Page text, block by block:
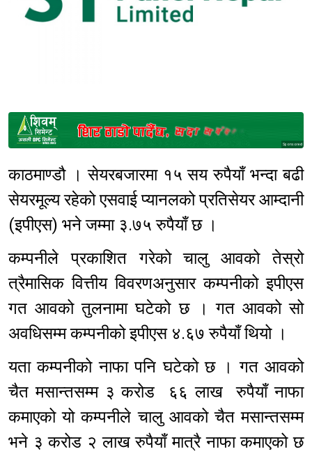
Sponsored
काठमाण्डौ । सेयरबजारमा १५ सय रुपैयाँ भन्दा बढी
सेयरमूल्य रहेको एसवाई प्यानलको प्रतिसेयर आम्दानी
(इपीएस) भने जम्मा ३.७५ रुपैयाँ छ ।
कम्पनीले प्रकाशित गरेको चालु आवको तेस्रो
त्रैमासिक वित्तीय विवरणअनुसार कम्पनीको इपीएस
गत आवको तुलनामा घटेको छ । गत आवको सो
अवधिसम्म कम्पनीको इपीएस ४.६७ रुपैयाँ थियो ।
यता कम्पनीको नाफा पनि घटेको छ । गत आवको
चैत मसान्तसम्म ३ करोड ६६ लाख रुपैयाँ नाफा
कमाएको यो कम्पनीले चालु आवको चैत मसान्तसम्म
भने ३ करोड २ लाख रुपैयाँ मात्रै नाफा कमाएको छ